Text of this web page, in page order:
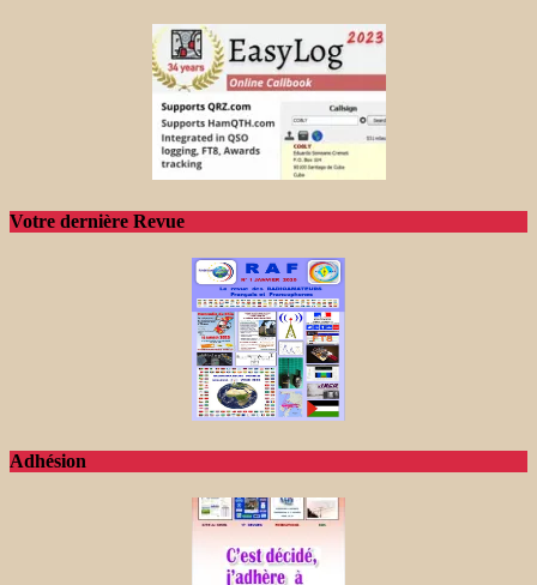
Votre dernière Revue
Adhésion